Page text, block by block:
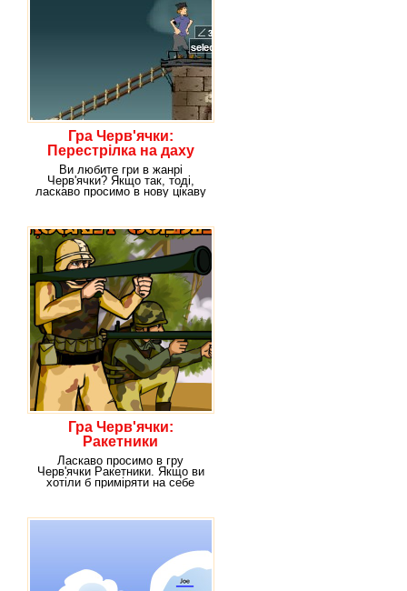
Гра Черв'ячки:
Перестрілка на даху
Ви любите гри в жанрі
Черв'ячки? Якщо так, тоді,
ласкаво просимо в нову цікаву
Гра Черв'ячки:
Ракетники
Ласкаво просимо в гру
Черв'ячки Ракетники. Якщо ви
хотіли б приміряти на себе